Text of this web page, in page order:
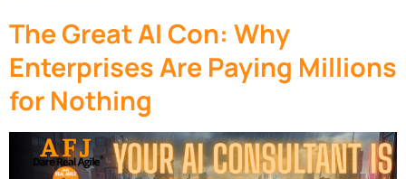
The Great AI Con: Why
Enterprises Are Paying Millions
for Nothing